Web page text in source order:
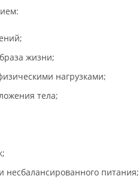
жизни;
нагрузками;
тела;
несбалансированного питания;